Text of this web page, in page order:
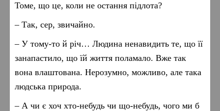
Томе, що це, коли не остання підлота?
– Так, сер, звичайно.
– У тому-то й річ… Людина ненавидить те, що її
занапастило, що їй життя поламало. Вже так
вона влаштована. Нерозумно, можливо, але така
людська природа.
– А чи є хоч хто-небудь чи що-небудь, чого ми б